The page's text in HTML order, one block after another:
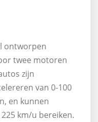
ontworpen
twee motoren
zijn
van 0-100
en kunnen
km/u bereiken.